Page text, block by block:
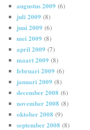
augustus 2009 (6)
juli 2009 (8)
juni 2009 (6)
mei 2009 (8)
april 2009 (7)
maart 2009 (8)
februari 2009 (6)
januari 2009 (8)
december 2008 (6)
november 2008 (8)
oktober 2008 (9)
september 2008 (8)